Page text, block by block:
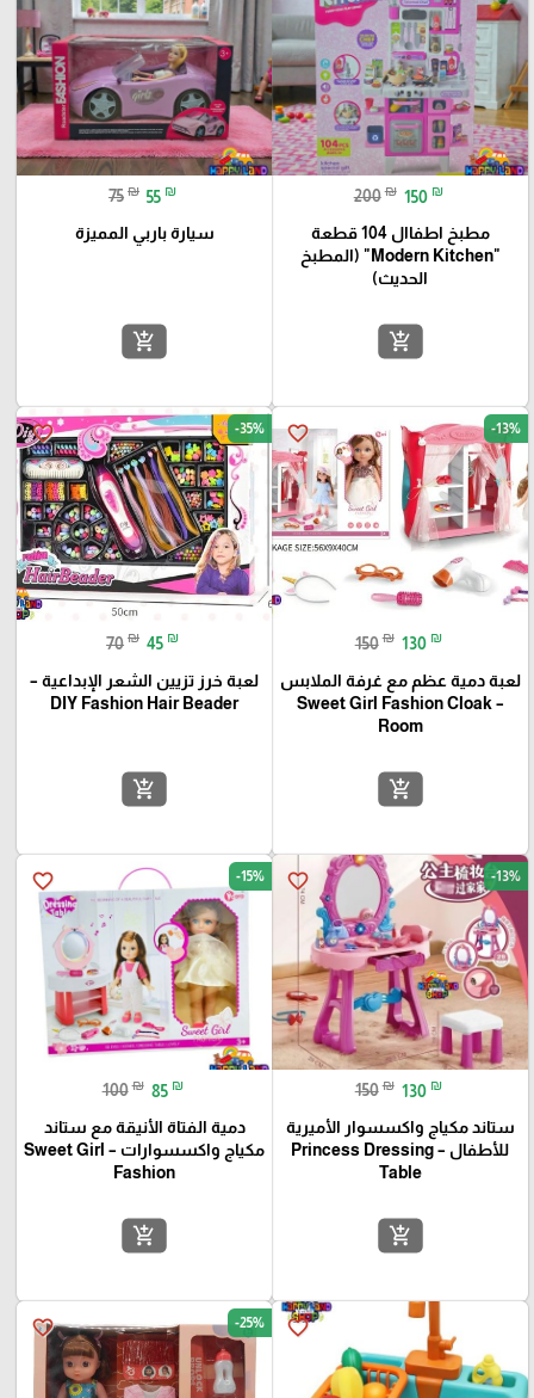
200 ₪ 150 ₪
مطبخ اطفاال 104 قطعة
"Modern Kitchen" (المطبخ
الحديث)
add_shopping_cart
75 ₪ 55 ₪
سيارة باربي المميزة
add_shopping_cart
favorite_border -13%
150 ₪ 130 ₪
لعبة دمية عظم مع غرفة الملابس
– Sweet Girl Fashion Cloak
Room
add_shopping_cart
favorite_border -35%
70 ₪ 45 ₪
لعبة خرز تزيين الشعر الإبداعية –
DIY Fashion Hair Beader
add_shopping_cart
favorite_border -13%
150 ₪ 130 ₪
ستاند مكياج واكسسوار الأميرية
للأطفال – Princess Dressing
Table
add_shopping_cart
favorite_border -15%
100 ₪ 85 ₪
دمية الفتاة الأنيقة مع ستاند
مكياج واكسسوارات – Sweet Girl
Fashion
add_shopping_cart
favorite_border
favorite_border -25%